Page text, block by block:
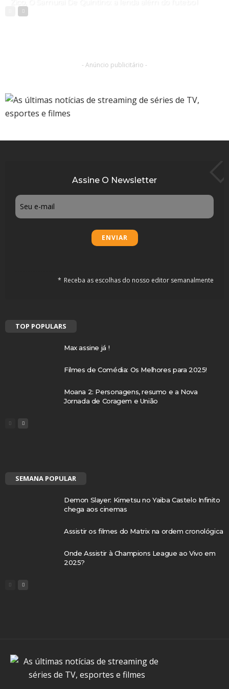
- Anúncio publicitário -
Assine O Newsletter
Email
Receba as escolhas do nosso editor semanalmente
TOP POPULARS
Max assine já !
Filmes de Comédia: Os Melhores para 2025!
Moana 2: Personagens, resumo e a Nova
Jornada de Coragem e União
SEMANA POPULAR
Demon Slayer: Kimetsu no Yaiba Castelo Infinito
chega aos cinemas
Assistir os filmes do Matrix na ordem cronológica
Onde Assistir à Champions League ao Vivo em
2025?